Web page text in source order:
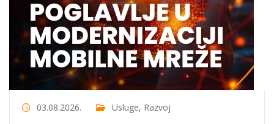
03.08.2026. Usluge, Razvoj